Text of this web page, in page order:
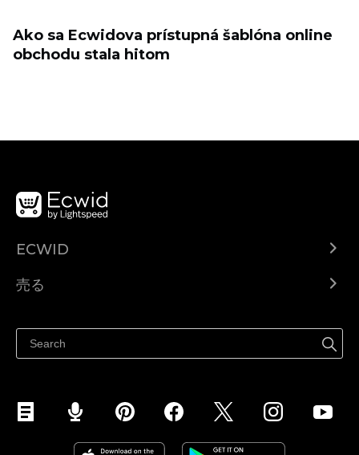
Ako sa Ecwidova prístupná šablóna online
obchodu stala hitom
ECWID
ヘルプセンター
売る
Facebookで販売する
Instagramで販売する